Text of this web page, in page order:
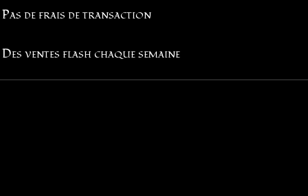
Pas de frais de transaction
Des ventes flash chaque semaine